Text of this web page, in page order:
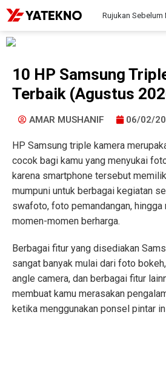
Rujukan Sebelum
10 HP Samsung
Terbaik (Agustus
AMAR MUSHANIF 06/02/
HP Samsung triple kamera
cocok bagi kamu yang menyukai
karena smartphone tersebut
mumpuni untuk berbagai kegiatan
swafoto, foto pemandangan, hingga
momen-momen berharga.
Berbagai fitur yang disediakan
sangat banyak mulai dari foto
angle camera, dan berbagai fitur
membuat kamu merasakan
ketika menggunakan ponsel pintar